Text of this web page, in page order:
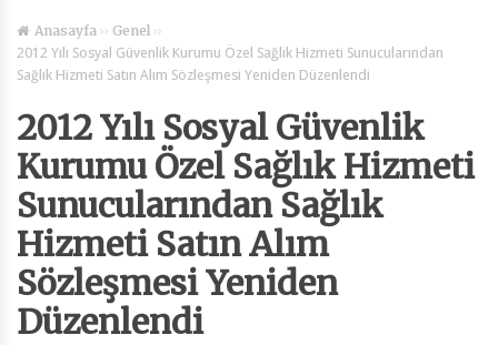
Anasayfa ›› Genel ››
2012 Yılı Sosyal Güvenlik Kurumu Özel Sağlık Hizmeti Sunucularından
Sağlık Hizmeti Satın Alım Sözleşmesi Yeniden Düzenlendi
2012 Yılı Sosyal Güvenlik
Kurumu Özel Sağlık Hizmeti
Sunucularından Sağlık
Hizmeti Satın Alım
Sözleşmesi Yeniden
Düzenlendi